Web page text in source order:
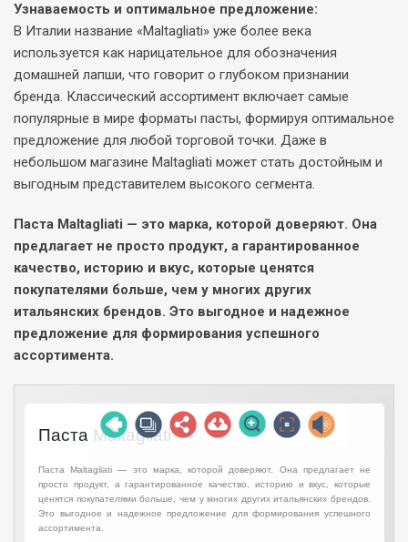
Узнаваемость и оптимальное предложение:
В Италии название «Maltagliati» уже более века
используется как нарицательное для обозначения
домашней лапши, что говорит о глубоком признании
бренда. Классический ассортимент включает самые
популярные в мире форматы пасты, формируя оптимальное
предложение для любой торговой точки. Даже в
небольшом магазине Maltagliati может стать достойным и
выгодным представителем высокого сегмента.
Паста Maltagliati — это марка, которой доверяют. Она
предлагает не просто продукт, а гарантированное
качество, историю и вкус, которые ценятся
покупателями больше, чем у многих других
итальянских брендов. Это выгодное и надежное
предложение для формирования успешного
ассортимента.